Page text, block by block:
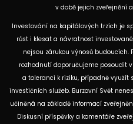
v době jejich zveřejnění
Investování na kapitálových trzích je
růst i klesat a návratnost
nejsou zárukou výnosů
rozhodnutí doporučujeme posoudit
a toleranci k riziku, případně využít
investičních služeb. Burzovní Svět
učiněná na základě informací
Diskusní příspěvky a komentáře